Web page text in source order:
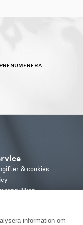
PRENUMERERA
& cookies
information om